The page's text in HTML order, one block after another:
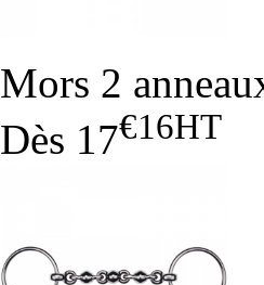
Mors 2
Dès 17€16HT